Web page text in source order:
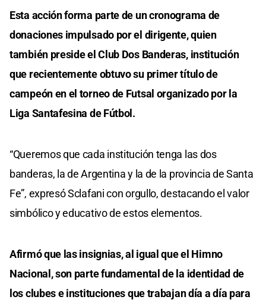
Esta acción forma parte de un cronograma de
donaciones impulsado por el dirigente, quien
también preside el Club Dos Banderas, institución
que recientemente obtuvo su primer título de
campeón en el torneo de Futsal organizado por la
Liga Santafesina de Fútbol.
“Queremos que cada institución tenga las dos
banderas, la de Argentina y la de la provincia de Santa
Fe”, expresó Sclafani con orgullo, destacando el valor
simbólico y educativo de estos elementos.
Afirmó que las insignias, al igual que el Himno
Nacional, son parte fundamental de la identidad de
los clubes e instituciones que trabajan día a día para